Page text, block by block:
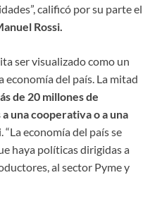
calificó por su parte el
Rossi.
ser visualizado como un
del país. La mitad
de 20 millones de
una cooperativa o a una
“La economía del país se
haya políticas dirigidas a
al sector Pyme y